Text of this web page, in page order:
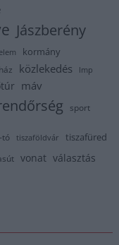
Jászberény
kormány
közlekedés lmp
máv
sport
tó tiszaföldvár tiszafüred
vonat választás